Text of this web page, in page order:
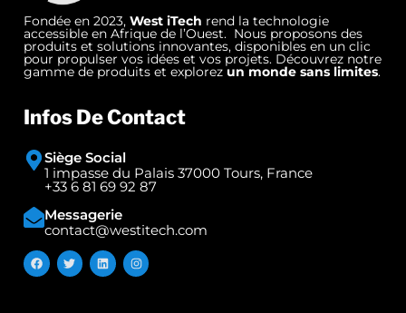
Fondée en 2023, West iTech rend la technologie
accessible en Afrique de l’Ouest. Nous proposons des
produits et solutions innovantes, disponibles en un clic
pour propulser vos idées et vos projets. Découvrez notre
gamme de produits et explorezun monde sans limites.
Infos De Contact
Siège Social
1 impasse du Palais 37000 Tours, France
+33 6 81 69 92 87
Messagerie
contact@westitech.com